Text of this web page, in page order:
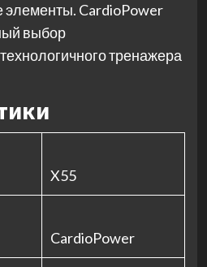
элементы. CardioPower
выбор
тренажера
X55
CardioPower